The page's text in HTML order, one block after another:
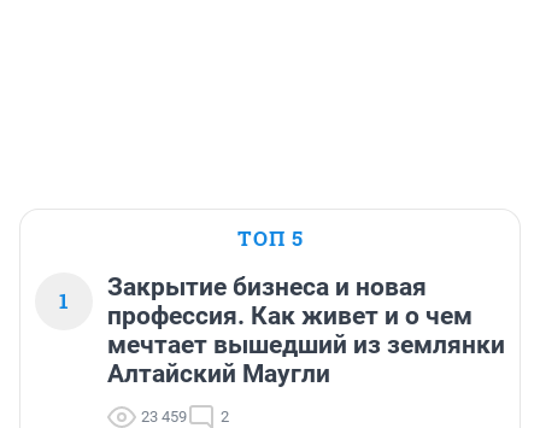
ТОП 5
1
Закрытие бизнеса и новая
профессия. Как живет и о чем
мечтает вышедший из землянки
Алтайский Маугли
23 459 2